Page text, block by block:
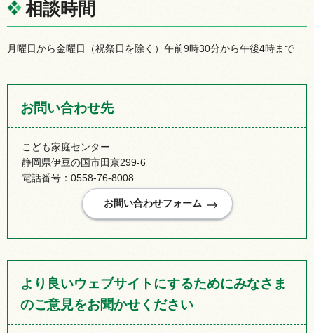
相談時間
月曜日から金曜日（祝祭日を除く）午前9時30分から午後4時まで
お問い合わせ先
こども家庭センター
静岡県伊豆の国市田京299-6
電話番号：0558-76-8008
より良いウェブサイトにするためにみなさま
のご意見をお聞かせください